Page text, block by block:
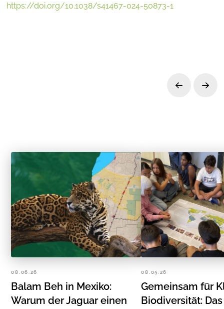
https://doi.org/10.1038/s41467-024-50873-1
Prev Next
08.06.26
Balam Beh in Mexiko:
Warum der Jaguar einen
08.05.26
Gemeinsam für
Biodiversität: